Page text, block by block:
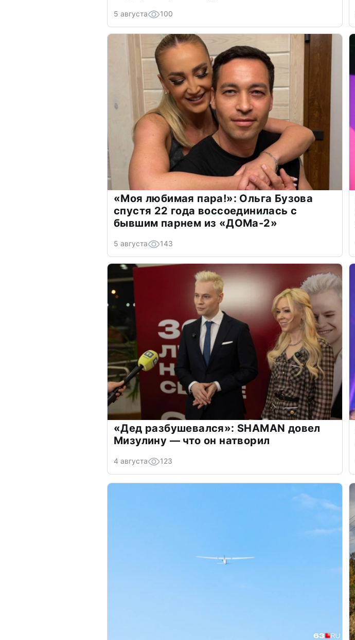
5 августа 100
«Моя любимая пара!»: Ольга Бузова
спустя 22 года воссоединилась с
бывшим парнем из «ДОМа-2»
5 августа 143
«Дед разбушевался»: SHAMAN довел
Мизулину — что он натворил
4 августа 123